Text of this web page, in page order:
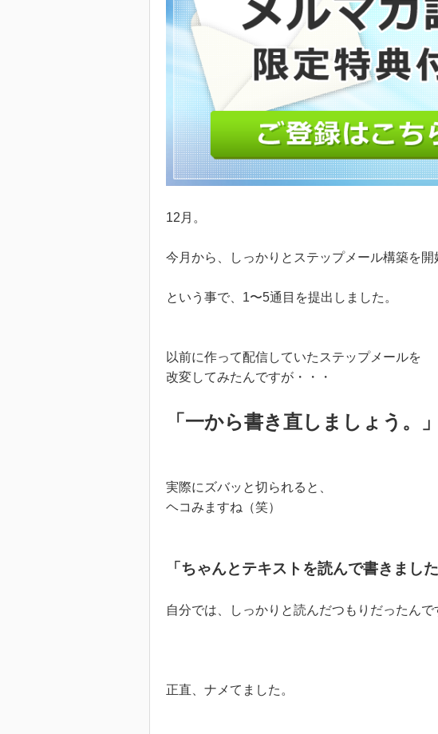
12月。
今月から、しっかりとステップメール構築を開
という事で、1〜5通目を提出しました。
以前に作って配信していたステップメールを
改変してみたんですが・・・
「一から書き直しましょう。」
実際にズバッと切られると、
ヘコみますね（笑）
「ちゃんとテキストを読んで書きました
自分では、しっかりと読んだつもりだったんで
正直、ナメてました。